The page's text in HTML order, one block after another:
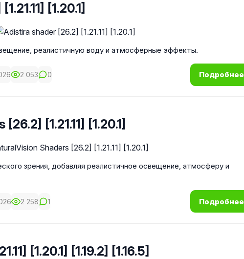
[1.20.1]
реалистичную воду и атмосферные эффекты.
2 053 0 Подробнее
[1.21.11] [1.20.1]
зрения, добавляя реалистичное освещение, атмосферу и
2 258 1 Подробнее
[1.20.1] [1.19.2] [1.16.5]